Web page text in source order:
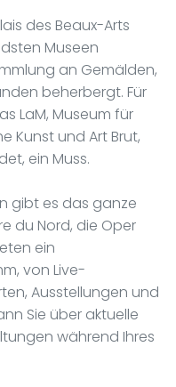
des Beaux-Arts
Museen
an Gemälden,
beherbergt. Für
LaM, Museum für
Kunst und Art Brut,
ein Muss.
gibt es das ganze
du Nord, die Oper
ein
von Live-
Ausstellungen und
Sie über aktuelle
während Ihres